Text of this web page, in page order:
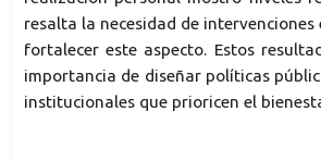
resalta la necesidad de intervenciones
fortalecer este aspecto. Estos
importancia de diseñar políticas
institucionales que prioricen el